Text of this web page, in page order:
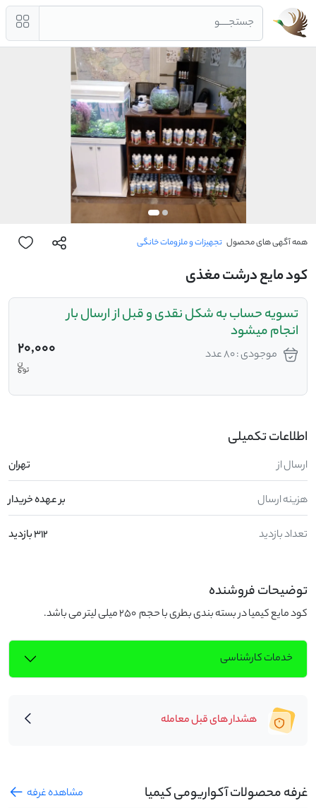
جستجــــو
همه آگهی های محصول تجهیزات و ملزومات خانگی
کود مایع درشت مغذی
تسویه حساب به شکل نقدی و قبل از ارسال بار
انجام میشود
موجودی : 80 عدد 20,000
اطلاعات تکمیلی
ارسال از تهران
هزینه ارسال بر عهده خریدار
تعداد بازدید 312 بازدید
توضیحات فروشنده
کود مایع کیمیا در بسته بندی بطری با حجم  250 میلی لیتر می باشد.
خدمات کارشناسی
هشدار های قبل معامله
غرفه محصولات آکواریومی کیمیا
مشاهده غرفه